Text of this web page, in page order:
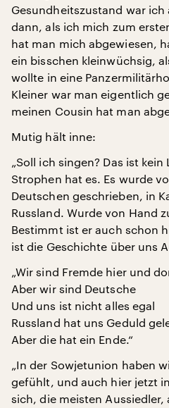
Gesundheitszustand war
dann, als ich mich zum
hat man mich abgewiesen,
ein bisschen kleinwüchsig,
wollte in eine
Kleiner war man eigentlich
meinen Cousin hat man
Mutig hält inne:
„Soll ich singen? Das ist
Strophen hat es. Es wurde
Deutschen geschrieben, in
Russland. Wurde von Hand
Bestimmt ist er auch schon
ist die Geschichte über uns
„Wir sind Fremde hier und
Aber wir sind Deutsche
Und uns ist nicht alles egal
Russland hat uns Geduld
Aber die hat ein Ende.“
„In der Sowjetunion haben
gefühlt, und auch hier jetzt
sich, die meisten Aussiedler,